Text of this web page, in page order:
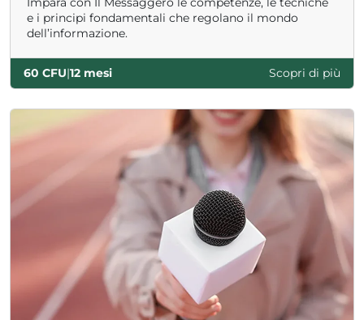
e i principi fondamentali che regolano il mondo
dell’informazione.
60 CFU|12 mesi Scopri di più